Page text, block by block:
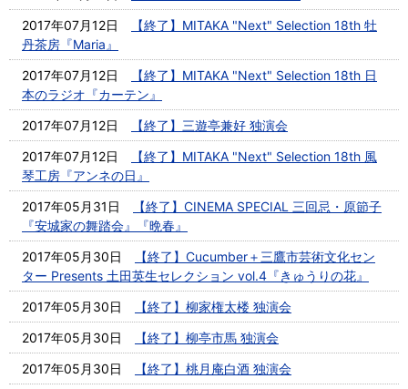
2017年07月12日
【終了】MITAKA "Next" Selection 18th 牡
丹茶房『Maria』
2017年07月12日
【終了】MITAKA "Next" Selection 18th 日
本のラジオ『カーテン』
2017年07月12日
【終了】三遊亭兼好 独演会
2017年07月12日
【終了】MITAKA "Next" Selection 18th 風
琴工房『アンネの日』
2017年05月31日
【終了】CINEMA SPECIAL 三回忌・原節子
『安城家の舞踏会』『晩春』
2017年05月30日
【終了】Cucumber＋三鷹市芸術文化セン
ター Presents 土田英生セレクション vol.4『きゅうりの花』
2017年05月30日
【終了】柳家権太楼 独演会
2017年05月30日
【終了】柳亭市馬 独演会
2017年05月30日
【終了】桃月庵白酒 独演会